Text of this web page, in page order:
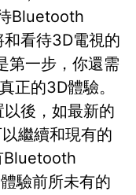
Bluetooth
看待3D電視的
第一步，你還需
正的3D體驗。
後，如最新的
繼續和現有的
Bluetooth
驗前所未有的